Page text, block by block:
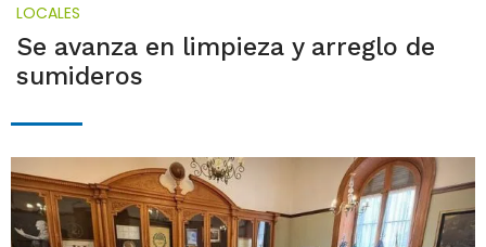
LOCALES
Se avanza en limpieza y arreglo de
sumideros